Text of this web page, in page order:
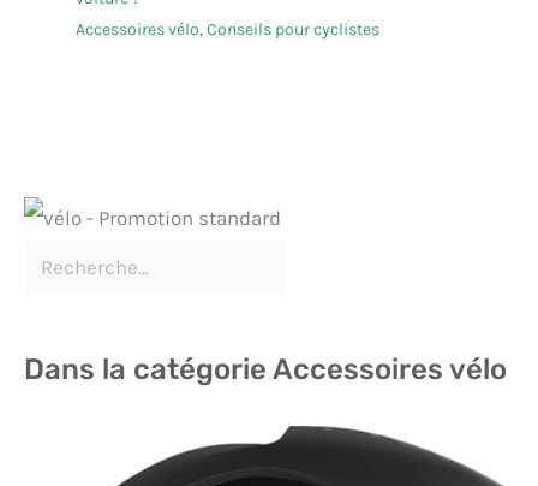
Accessoires vélo,Conseils pour cyclistes
Dans la catégorie Accessoires vélo